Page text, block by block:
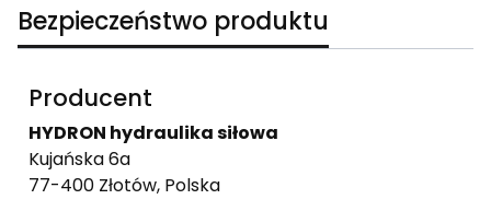
Bezpieczeństwo produktu
Producent
HYDRON hydraulika siłowa
Kujańska 6a
77-400 Złotów, Polska